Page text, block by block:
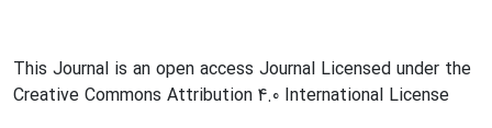
This Journal is an open access Journal Licensed under the
Creative Commons Attribution 4.0 International License